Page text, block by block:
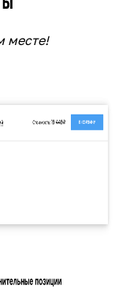
месте!